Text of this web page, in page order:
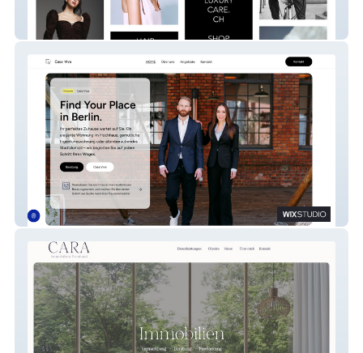
NYCE HAIR GMBH
Casa-Viva.Berlin